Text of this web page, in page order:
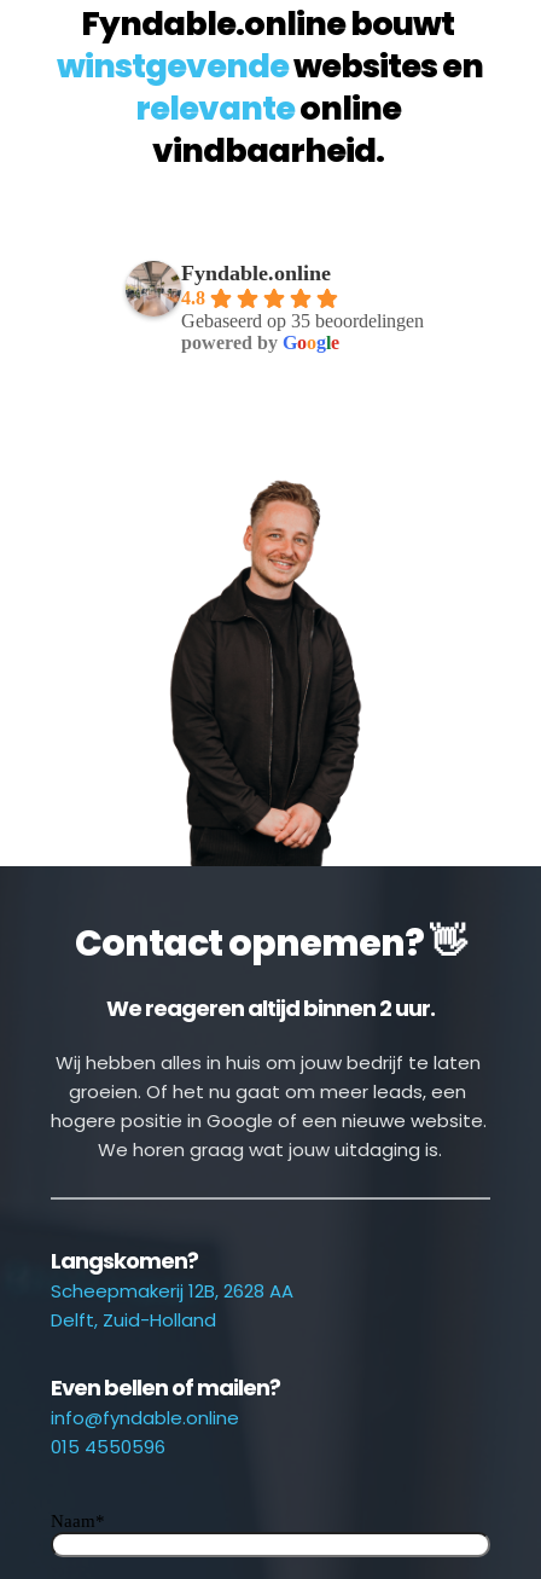
Fyndable.online bouwt
winstgevende
websites en
relevante online
vindbaarheid.
Fyndable.online
4.8
Gebaseerd op 35 beoordelingen
powered byGoogle
Contact opnemen? 👋
We reageren altijd binnen 2 uur.
Wij hebben alles in huis om jouw bedrijf te laten
groeien. Of het nu gaat om meer leads, een
hogere positie in Google of een nieuwe website.
We horen graag wat jouw uitdaging is.
Langskomen?
Scheepmakerij 12B, 2628 AA
Delft, Zuid-Holland
Even bellen of mailen?
info@fyndable.online
015 4550596
Naam*